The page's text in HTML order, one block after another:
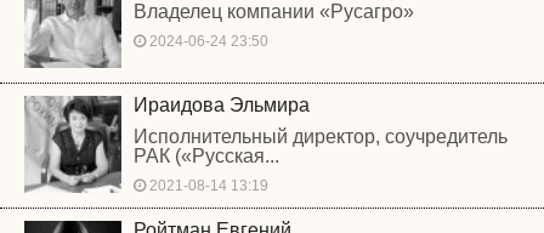
Владелец компании «Русагро»
2024-06-24 23:50
Ираидова Эльмира
Исполнительный директор, соучредитель
РАК («Русская...
2021-08-14 13:19